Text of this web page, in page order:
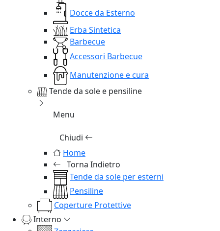
Docce da Esterno
Erba Sintetica
Barbecue
Accessori Barbecue
Manutenzione e cura
Tende da sole e pensiline
Menu
Chiudi
Home
Torna Indietro
Tende da sole per esterni
Pensiline
Coperture Protettive
Interno